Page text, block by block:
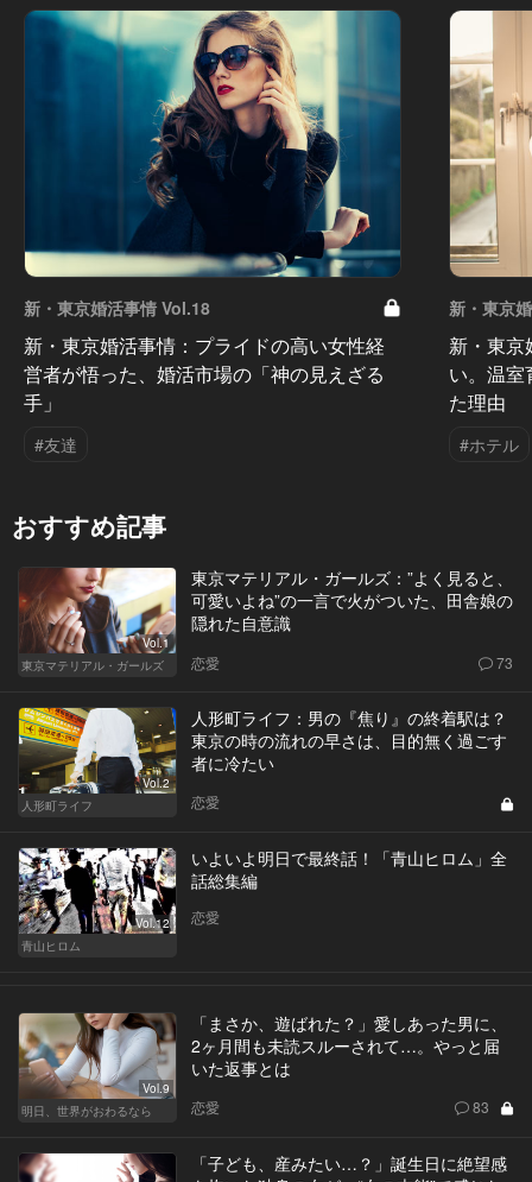
新・東京婚活事情 Vol.18
新・東京婚活事情：プライドの高い女性経
営者が悟った、婚活市場の「神の見えざる
手」
#友達
新・東京
新・東
い。温
た理由
#ホテル
おすすめ記事
Vol.1
東京マテリアル・ガールズ
東京マテリアル・ガールズ：”よく見ると、
可愛いよね”の一言で火がついた、田舎娘の
隠れた自意識
恋愛 73
Vol.2
人形町ライフ
人形町ライフ：男の『焦り』の終着駅は？
東京の時の流れの早さは、目的無く過ごす
者に冷たい
恋愛
Vol.12
青山ヒロム
いよいよ明日で最終話！「青山ヒロム」全
話総集編
恋愛
Vol.9
明日、世界がおわるなら
「まさか、遊ばれた？」愛しあった男に、
2ヶ月間も未読スルーされて…。やっと届
いた返事とは
恋愛 83
「子ども、産みたい…？」誕生日に絶望感